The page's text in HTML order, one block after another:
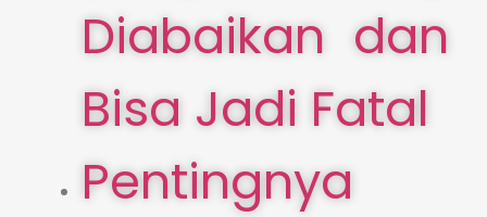
Diabaikan dan
Bisa Jadi Fatal
Pentingnya